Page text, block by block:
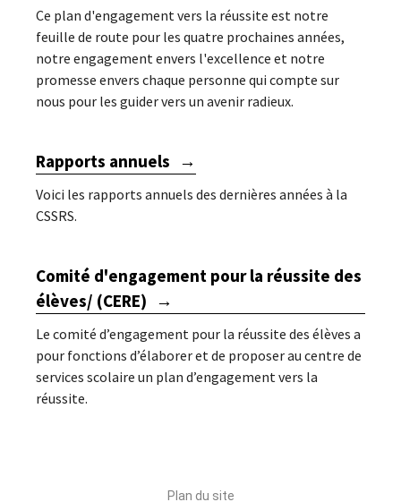
Ce plan d'engagement vers la réussite est notre
feuille de route pour les quatre prochaines années,
notre engagement envers l'excellence et notre
promesse envers chaque personne qui compte sur
nous pour les guider vers un avenir radieux.
Rapports annuels
Voici les rapports annuels des dernières années à la
CSSRS.
Comité d'engagement pour la réussite des
élèves/ (CERE)
Le comité d’engagement pour la réussite des élèves a
pour fonctions d’élaborer et de proposer au centre de
services scolaire un plan d’engagement vers la
réussite.
Plan du site